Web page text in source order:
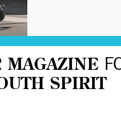
MAGAZINE
SPIRIT